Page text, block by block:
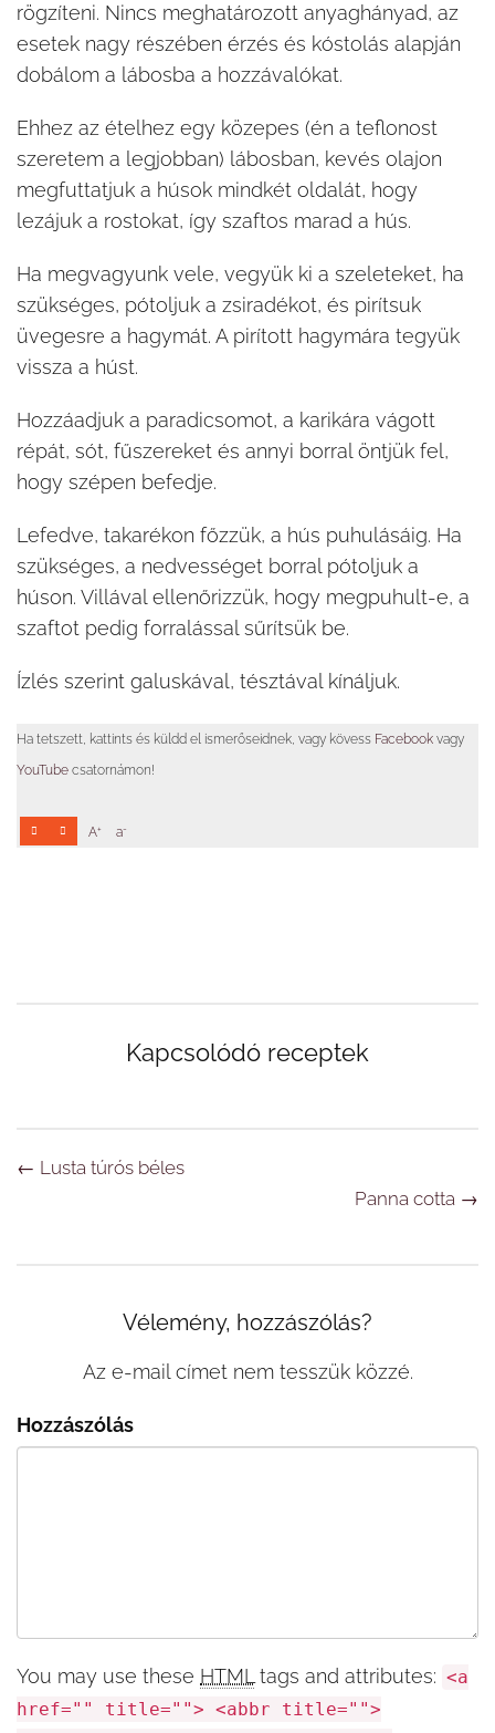
rögzíteni. Nincs meghatározott anyaghányad, az
esetek nagy részében érzés és kóstolás alapján
dobálom a lábosba a hozzávalókat.
Ehhez az ételhez egy közepes (én a teflonost
szeretem a legjobban) lábosban, kevés olajon
megfuttatjuk a húsok mindkét oldalát, hogy
lezájuk a rostokat, így szaftos marad a hús.
Ha megvagyunk vele, vegyük ki a szeleteket, ha
szükséges, pótoljuk a zsiradékot, és pirítsuk
üvegesre a hagymát. A pirított hagymára tegyük
vissza a húst.
Hozzáadjuk a paradicsomot, a karikára vágott
répát, sót, fűszereket és annyi borral öntjük fel,
hogy szépen befedje.
Lefedve, takarékon főzzük, a hús puhulásáig. Ha
szükséges, a nedvességet borral pótoljuk a
húson. Villával ellenőrizzük, hogy megpuhult-e, a
szaftot pedig forralással sűrítsük be.
Ízlés szerint galuskával, tésztával kínáljuk.
Ha tetszett, kattints és küldd el ismerőseidnek, vagy kövess Facebook vagy
YouTube csatornámon!
A+ a-
Kapcsolódó receptek
Navigáció
← Lusta túrós béles
Panna cotta →
Vélemény, hozzászólás?
Az e-mail címet nem tesszük közzé.
Hozzászólás
You may use these HTMLtags and attributes: <a
href="" title=""> <abbr title="">